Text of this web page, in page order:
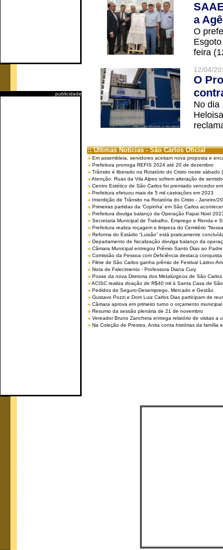
publicidade
a
O
feira
12/04/
O
No dia
:: Últimas Notícias - São Carlos Oficial
Em assembleia, servidores aceitam nova proposta e
Prefeitura prorroga REFIS 2024 até 20 de dezembro
Trânsito é liberado na Rotatório do Cristo neste sábado
Atenção: Ruas da Vila Alpes sofrem alteração de
Centro Estético de São Carlos foi premiado vencedor
Prefeitura efetuou mais de 5 mil castrações em 2023
Interdição de Trânsito na Rotatória do Cristo - Janeiro/
Primeiras partidas da ‘Copinha’ em São Carlos
Prefeitura divulga balanço da Operação Papai Noel
Secretaria Municipal de Trabalho, Emprego e Renda e
Prefeitura realiza roçagem e limpeza do Cemitério
Reforma do Estádio “Luisão” está praticamente
Departamento de fiscalização divulga balanço da
Câmara Municipal entregou Prêmio Santo Dias ao
Comissão da Pessoa com Deficiência destaca
Filme de São Carlos ganha prêmio de Festival Latino-
Nota de Falecimento - Professora Diana Cury
Posse da nova Diretoria dos Metalúrgicos de São
ACISC realiza doação de R$40 mil à Santa Casa de
Pedidos de Seguro-Desemprego, Mercado e Gestão
Gustavo Pozzi e Dom Luiz Carlos Dias participam de
Câmara aprova em primeiro turno o orçamento
Resumo da sessão plenária de 21 de novembro
Vereador Bruno Zancheta entrega relatório de visitas a
Na Coleção de Prestes, Anita conta histórias da família